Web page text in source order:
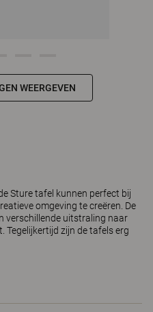
WEERGEVEN
Sture tafel kunnen perfect bij
omgeving te creëren. De
verschillende uitstraling naar
Tegelijkertijd zijn de tafels erg